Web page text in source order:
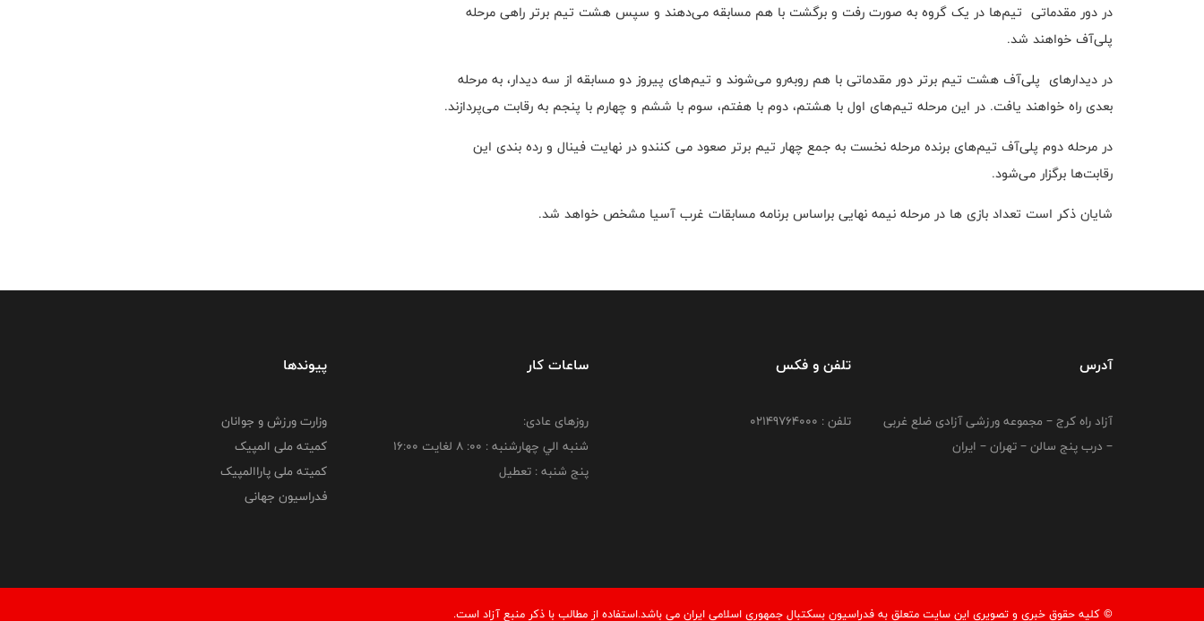
در دور مقدماتی تيم‌ها در یک گروه به صورت رفت و برگشت با هم مسابقه می‌دهند و سپس هشت تیم برتر راهی مرحله
پلی‌آف خواهند شد.
در دیدارهای پلی‌آف هشت تیم برتر دور مقدماتی با هم روبه‌رو می‌شوند و تیم‌های پیروز دو مسابقه از سه دیدار، به مرحله
بعدی راه خواهند یافت. در این مرحله تیم‌های اول با هشتم، دوم با هفتم، سوم با ششم و چهارم با پنجم به رقابت می‌پردازند.
در مرحله دوم پلی‌آف تیم‌های برنده مرحله نخست به جمع چهار تیم برتر صعود می کنندو در نهایت فینال و رده بندی این
رقابت‌ها برگزار می‌شود.
شایان ذکر است تعداد بازی ها در مرحله نیمه نهایی براساس برنامه مسابقات غرب آسیا مشخص خواهد شد.
آدرس
آزاد راه کرج – مجموعه ورزشی آزادی ضلع غربی
– درب پنج سالن – تهران – ایران
تلفن و فکس
تلفن : 02149764000
ساعات کار
روزهای عادی:
شنبه الي چهارشنبه : 00: 8 لغايت 16:00
پنج شنبه : تعطیل
پیوندها
وزارت ورزش و جوانان
کمیته ملی المپیک
کمیته ملی پاراالمپیک
فدراسیون جهانی
© کليه حقوق خبری و تصويری اين سايت متعلق به فدراسیون بسکتبال جمهوری اسلامی ایران می باشد.استفاده از مطالب با ذكر منبع آزاد است.